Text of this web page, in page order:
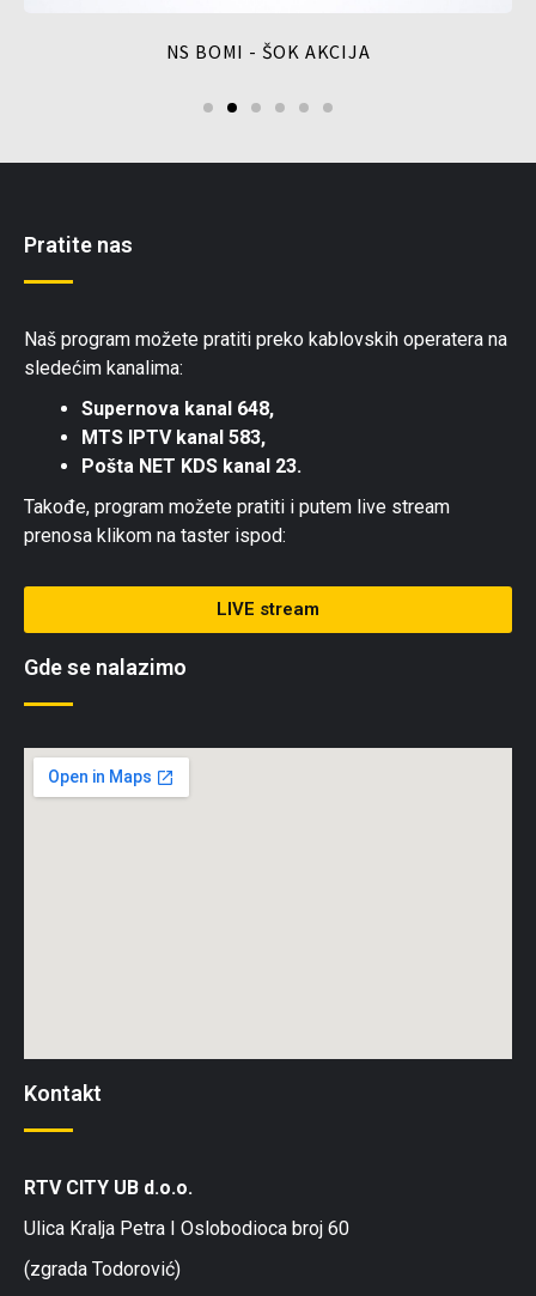
NS BOMI - ŠOK AKCIJA
Pratite nas
Naš program možete pratiti preko kablovskih operatera na
sledećim kanalima:
Supernova kanal 648,
MTS IPTV kanal 583,
Pošta NET KDS kanal 23.
Takođe, program možete pratiti i putem live stream
prenosa klikom na taster ispod:
LIVE stream
Gde se nalazimo
Kontakt
RTV CITY UB d.o.o.
Ulica Kralja Petra I Oslobodioca broj 60
(zgrada Todorović)